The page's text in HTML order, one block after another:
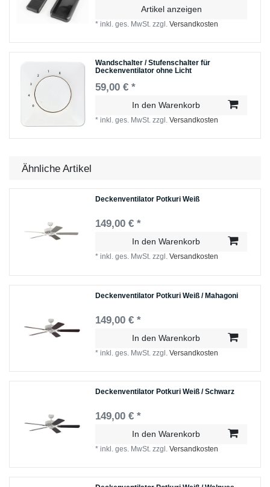
Artikel anzeigen
*inkl. ges. MwSt. zzgl.Versandkosten
Wandschalter / Stufenschalter für
Deckenventilator ohne Licht
59,00 € *
In den Warenkorb
*inkl. ges. MwSt. zzgl.Versandkosten
Ähnliche Artikel
Deckenventilator Potkuri Weiß
149,00 € *
In den Warenkorb
*inkl. ges. MwSt. zzgl.Versandkosten
Deckenventilator Potkuri Weiß / Mahagoni
149,00 € *
In den Warenkorb
*inkl. ges. MwSt. zzgl.Versandkosten
Deckenventilator Potkuri Weiß / Schwarz
149,00 € *
In den Warenkorb
*inkl. ges. MwSt. zzgl.Versandkosten